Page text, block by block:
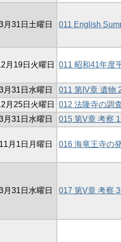
月31日土曜日 011 English
月19日火曜日 011 昭和41年度
月31日水曜日
011 第IV章 遺物
月25日火曜日
012 法隆寺の調
月31日水曜日
015 第V章 考察
月1日月曜日 016 海竜王寺の
月31日水曜日 017 第V章 考察